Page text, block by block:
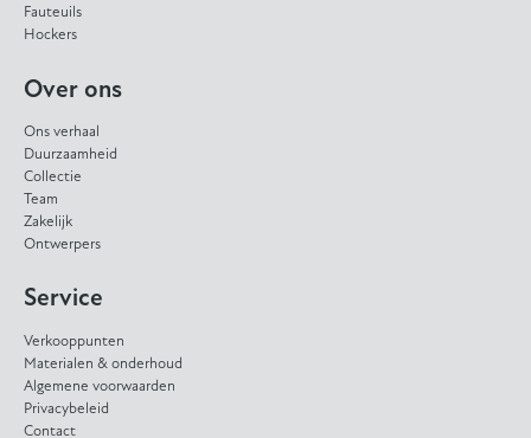
Fauteuils
Hockers
Over ons
Ons verhaal
Duurzaamheid
Collectie
Team
Zakelijk
Ontwerpers
Service
Verkooppunten
Materialen & onderhoud
Algemene voorwaarden
Privacybeleid
Contact